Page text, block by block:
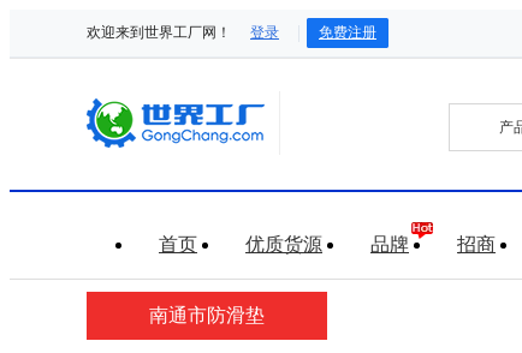
欢迎来到世界工厂网！ 登录 免费注册
首页 优质货源 品牌 招商
南通市防滑垫